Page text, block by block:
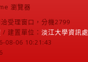
瀏覽器
受理窗口，分機2799
/ 建置單位： 淡江大學資訊處
08-06 10:21:43